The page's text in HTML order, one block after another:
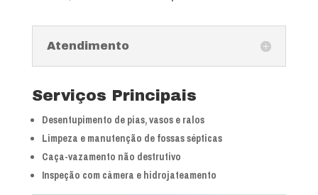
Atendimento
Serviços Principais
Desentupimento de pias, vasos e ralos
Limpeza e manutenção de fossas sépticas
Caça-vazamento não destrutivo
Inspeção com câmera e hidrojateamento